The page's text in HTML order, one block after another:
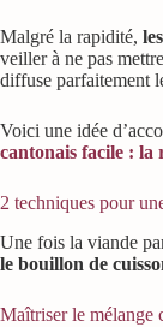
Malgré la rapidité,
veiller à ne pas
diffuse parfaitement
Voici une idée
cantonais facile : la
2 techniques pour
Une fois la viande
le bouillon de
Maîtriser le mélange